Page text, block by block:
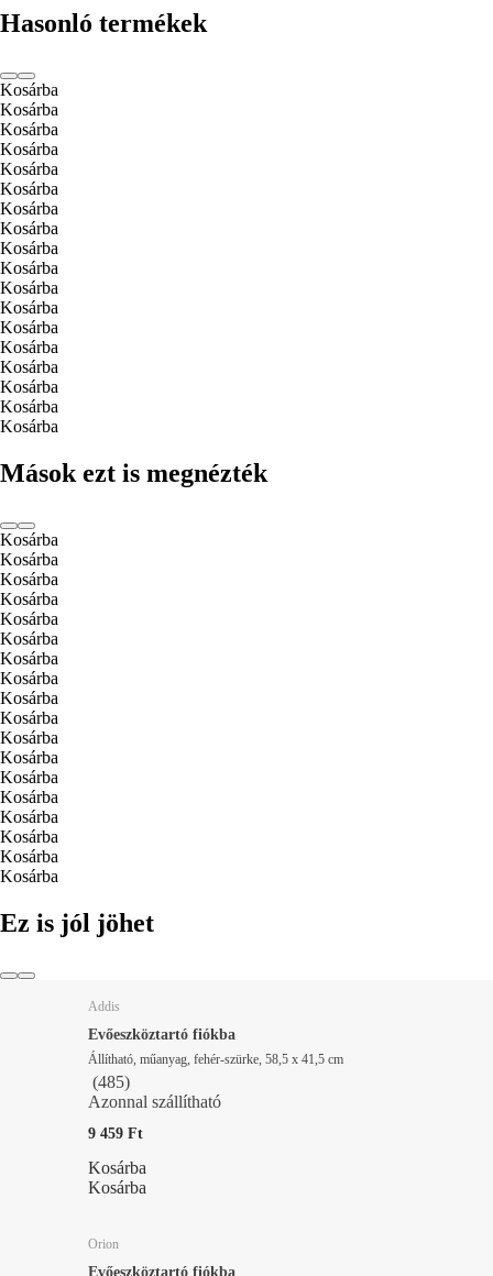
Hasonló termékek
Kosárba
Kosárba
Kosárba
Kosárba
Kosárba
Kosárba
Kosárba
Kosárba
Kosárba
Kosárba
Kosárba
Kosárba
Kosárba
Kosárba
Kosárba
Kosárba
Kosárba
Kosárba
Mások ezt is megnézték
Kosárba
Kosárba
Kosárba
Kosárba
Kosárba
Kosárba
Kosárba
Kosárba
Kosárba
Kosárba
Kosárba
Kosárba
Kosárba
Kosárba
Kosárba
Kosárba
Kosárba
Kosárba
Ez is jól jöhet
Addis
Evőeszköztartó fiókba
Állítható, műanyag, fehér-szürke, 58,5 x 41,5 cm
(485)
Azonnal szállítható
9 459 Ft
Kosárba
Kosárba
Orion
Evőeszköztartó fiókba